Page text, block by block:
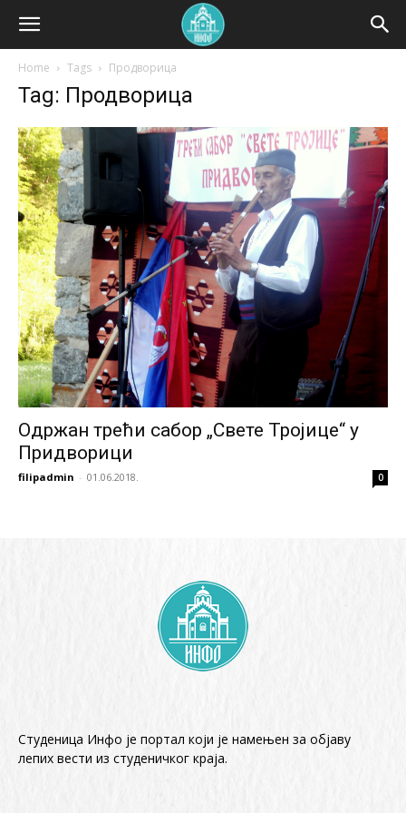
Home Tags Продворица
Tag: Продворица
Одржан трећи сабор „Свете Тројице“ у
Придворици
filipadmin - 01.06.2018. 0
Студеница Инфо је портал који је намењен за објaву
лепих вести из студеничког краја.